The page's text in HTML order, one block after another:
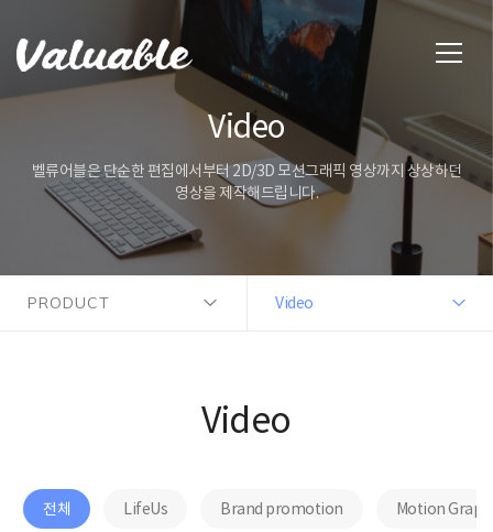
Video
벨류어블은 단순한 편집에서부터 2D/3D 모션그래픽 영상까지 상상하던
영상을 제작해드립니다.
PRODUCT Video
Video
전체 LifeUs Brand promotion Motion